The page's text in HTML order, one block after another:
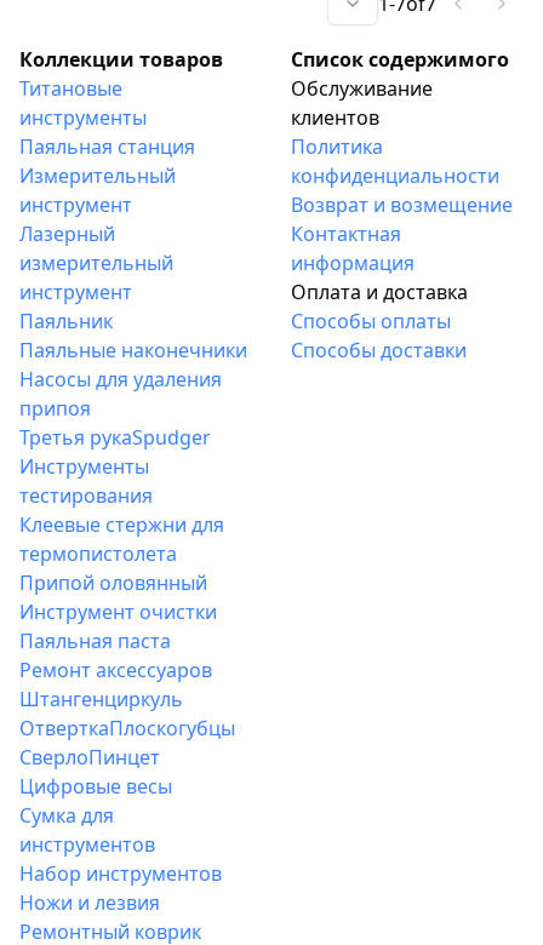
подложек Fe/NFe и
оцинкованного слоя
Коллекции товаров
Титановые
инструменты
Паяльная станция
Измерительный
инструмент
Лазерный
измерительный
инструмент
Паяльник
Паяльные наконечники
Насосы для удаления
припоя
Третья рукаSpudger
Инструменты
тестирования
Клеевые стержни для
термопистолета
Припой оловянный
Инструмент очистки
Паяльная паста
Ремонт аксессуаров
Штангенциркуль
ОтверткаПлоскогубцы
СверлоПинцет
Цифровые весы
Сумка для
инструментов
Набор инструментов
Ножи и лезвия
Ремонтный коврик
Список содержимого
Обслуживание
клиентов
Политика
конфиденциальности
Возврат и возмещение
Контактная
информация
Оплата и доставка
Способы оплаты
Способы доставки